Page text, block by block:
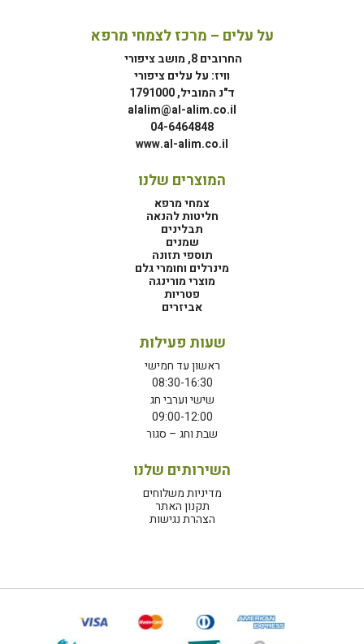
על עלים – מרכז לצמחי מרפא
החרובים 8, מושב ציפורי
וויז: על עלים ציפורי
ד"נ המוביל, 1791000
alalim@al-alim.co.il
04-6464848
www.al-alim.co.il
המוצרים שלנו
צמחי מרפא
חליטות להנאה
תבלינים
שמנים
תוספי תזונה
מינרלים וחומרי גלם
מוצרי מורינגה
פטריות
אביזרים
שעות פעילות
ראשון עד חמישי
08:30-16:30
שישי וערבי חג
09:00-12:00
שבת וחג – סגור
השירותים שלנו
מדיניות משלוחים
תקנון האתר
הצהרת נגישות